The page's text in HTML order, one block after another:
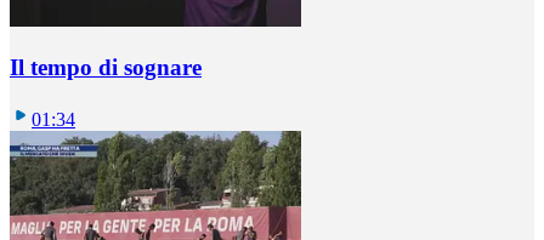
Il tempo di sognare
01:34